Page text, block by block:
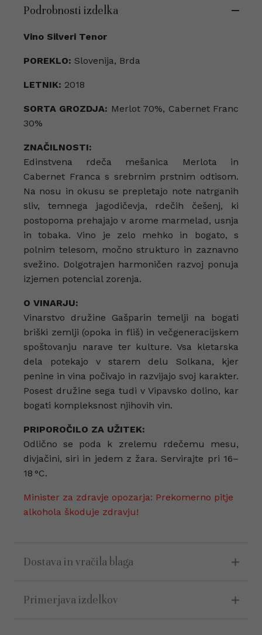
Podrobnosti izdelka
Vino Silveri Tenor
POREKLO: Slovenija, Brda
LETNIK: 2018
SORTA GROZDJA: Merlot 70%, Cabernet Franc
30%
ZNAČILNOSTI:
Edinstvena rdeča mešanica Merlota in
Cabernet Franca s srebrnim prstnim odtisom.
Na nosu in okusu se prepletajo note natrganih
sliv, temnega jagodičevja, rdečih češenj, ki
postopoma prehajajo v arome marmelad, usnja
in tobaka. Vino je zelo mehko in bogato, s
polnim telesom, močno strukturo in zaznavno
svežino. Dolgotrajen harmoničen razvoj ponuja
izjemen potencial zorenja.
O VINARJU:
Vinarstvo družine Gašparin temelji na bogati
briški zemlji (opoka in fliš) in večgeneracijskem
spoštovanju narave ter kulture. Vsa kletarska
dela potekajo v starem delu Solkana, kjer
penine in vina počivajo in razvijajo svoj karakter.
Posest družine sega tudi v Vipavsko dolino, kar
bogati kompleksnost njihovih vin.
PRIPOROČILO ZA UŽITEK:
Odlično se poda k zrelemu rdečemu mesu,
divjačini, siri in jedem z žara. Servirajte pri 16–
18 °C.
Minister za zdravje opozarja: Prekomerno pitje
alkohola škoduje zdravju!
Dostava in vračila blaga
Primerjava izdelkov